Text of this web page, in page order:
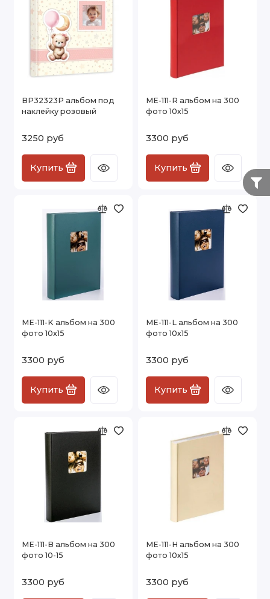
BP32323P альбом под
наклейку розовый
3250 руб
Купить
ME-111-R альбом на 300
фото 10х15
3300 руб
Купить
ME-111-K альбом на 300
фото 10х15
3300 руб
Купить
ME-111-L альбом на 300
фото 10х15
3300 руб
Купить
ME-111-B альбом на 300
фото 10-15
3300 руб
ME-111-H альбом на 300
фото 10х15
3300 руб